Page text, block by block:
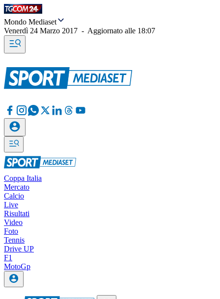
Mondo Mediaset
Venerdì 24 Marzo 2017 - Aggiornato alle 18:07
Coppa Italia
Mercato
Calcio
Live
Risultati
Video
Foto
Tennis
Drive UP
F1
MotoGp